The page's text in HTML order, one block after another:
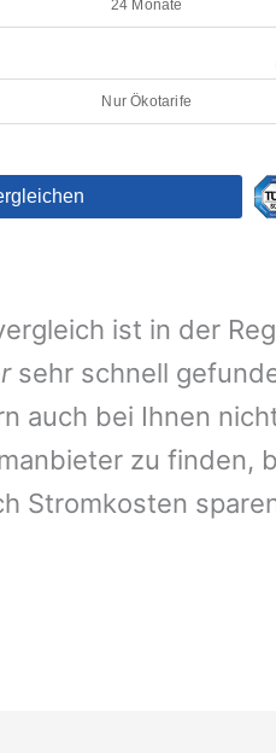
ist in der
sehr schnell
auch bei Ihnen
zu finden,
Stromkosten